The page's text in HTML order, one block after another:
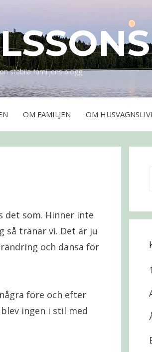
stabila familjens blogg
OM FAMILJEN OM
det som. Hinner inte
så tränar vi. Det är ju
och dansa för
före och efter
ingen i stil med